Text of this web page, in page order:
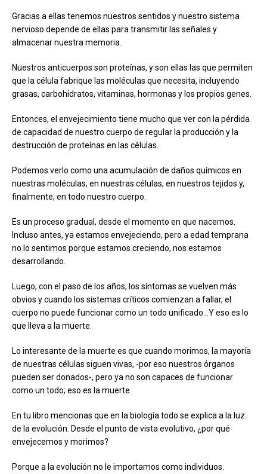
Gracias a ellas tenemos nuestros sentidos y nuestro sistema
nervioso depende de ellas para transmitir las señales y
almacenar nuestra memoria.
Nuestros anticuerpos son proteínas, y son ellas las que permiten
que la célula fabrique las moléculas que necesita, incluyendo
grasas, carbohidratos, vitaminas, hormonas y los propios genes.
Entonces, el envejecimiento tiene mucho que ver con la pérdida
de capacidad de nuestro cuerpo de regular la producción y la
destrucción de proteínas en las células.
Podemos verlo como una acumulación de daños químicos en
nuestras moléculas, en nuestras células, en nuestros tejidos y,
finalmente, en todo nuestro cuerpo.
Es un proceso gradual, desde el momento en que nacemos.
Incluso antes, ya estamos envejeciendo, pero a edad temprana
no lo sentimos porque estamos creciendo, nos estamos
desarrollando.
Luego, con el paso de los años, los síntomas se vuelven más
obvios y cuando los sistemas críticos comienzan a fallar, el
cuerpo no puede funcionar como un todo unificado…Y eso es lo
que lleva a la muerte.
Lo interesante de la muerte es que cuando morimos, la mayoría
de nuestras células siguen vivas, -por eso nuestros órganos
pueden ser donados-, pero ya no son capaces de funcionar
como un todo; eso es la muerte.
En tu libro mencionas que en la biología todo se explica a la luz
de la evolución. Desde el punto de vista evolutivo, ¿por qué
envejecemos y morimos?
Porque a la evolución no le importamos como individuos.